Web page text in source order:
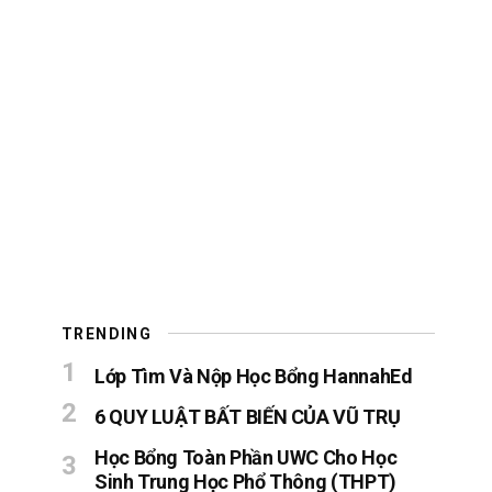
TRENDING
Lớp Tìm Và Nộp Học Bổng HannahEd
6 QUY LUẬT BẤT BIẾN CỦA VŨ TRỤ
Học Bổng Toàn Phần UWC Cho Học
Sinh Trung Học Phổ Thông (THPT)